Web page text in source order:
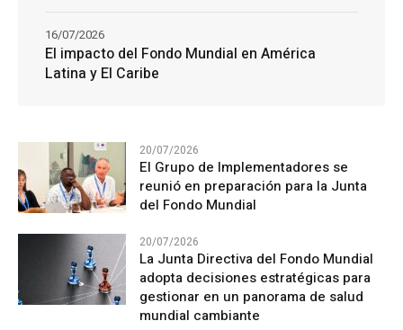
El impacto del Fondo Mundial en América
Latina y El Caribe
16/07/2026
20/07/2026
El Grupo de Implementadores se
reunió en preparación para la Junta
del Fondo Mundial
20/07/2026
La Junta Directiva del Fondo Mundial
adopta decisiones estratégicas para
gestionar en un panorama de salud
mundial cambiante